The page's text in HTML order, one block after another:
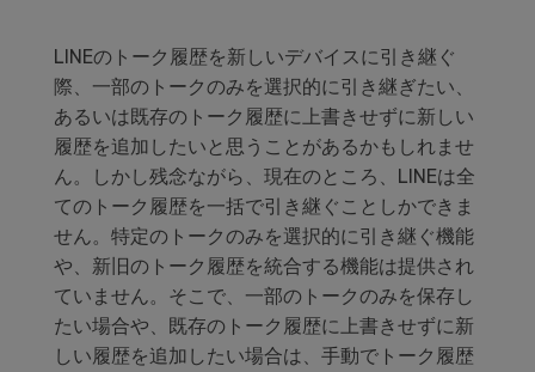
LINEのトーク履歴を新しいデバイスに引き継ぐ
際、一部のトークのみを選択的に引き継ぎたい、
あるいは既存のトーク履歴に上書きせずに新しい
履歴を追加したいと思うことがあるかもしれませ
ん。しかし残念ながら、現在のところ、LINEは全
てのトーク履歴を一括で引き継ぐことしかできま
せん。特定のトークのみを選択的に引き継ぐ機能
や、新旧のトーク履歴を統合する機能は提供され
ていません。そこで、一部のトークのみを保存し
たい場合や、既存のトーク履歴に上書きせずに新
しい履歴を追加したい場合は、手動でトーク履歴